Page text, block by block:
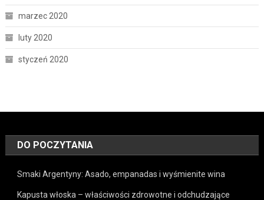
marzec 2020
luty 2020
styczeń 2020
DO POCZYTANIA
Smaki Argentyny: Asado, empanadas i wyśmienite wina
Kapusta włoska – właściwości zdrowotne i odchudzające